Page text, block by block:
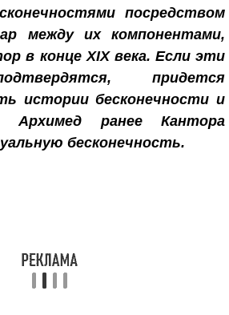
посредством
между их компонентами,
в конце XIX века. Если эти
придется
истории бесконечности и
Архимед ранее Кантора
бесконечность.